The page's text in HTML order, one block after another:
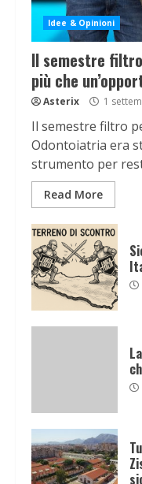
Idee & Opinioni
Il semestre
più che
Asterix 1
Il semestre filtro
Odontoiatria era
strumento per
Read More